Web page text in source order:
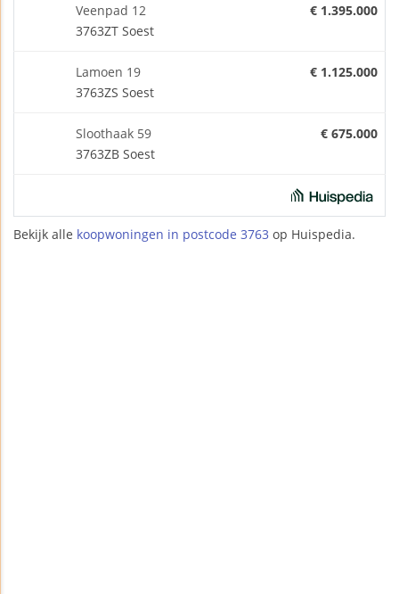
Veenpad 12
3763ZT Soest
€ 1.395.000
Lamoen 19
3763ZS Soest
€ 1.125.000
Sloothaak 59
3763ZB Soest
€ 675.000
Bekijk alle koopwoningen in postcode 3763 op Huispedia.